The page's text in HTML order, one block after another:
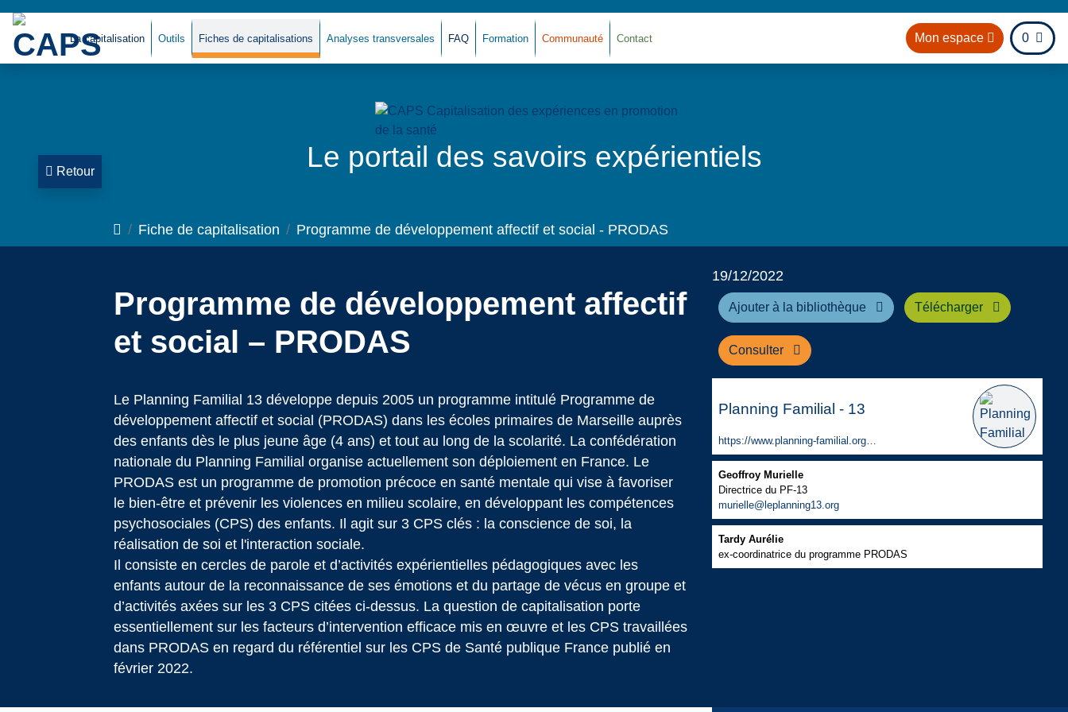
La capitalisation Outils Fiches de capitalisations Analyses transversales FAQ Formation Communauté Contact Mon espace 0
fichier
Le portail des savoirs expérientiels
Retour
AccueilFiche de capitalisation Programme de développement affectif et social - PRODAS
Programme de développement affectif
et social – PRODAS
Le Planning Familial 13 développe depuis 2005 un programme intitulé Programme de
développement affectif et social (PRODAS) dans les écoles primaires de Marseille auprès
des enfants dès le plus jeune âge (4 ans) et tout au long de la scolarité. La confédération
nationale du Planning Familial organise actuellement son déploiement en France. Le
PRODAS est un programme de promotion précoce en santé mentale qui vise à favoriser
le bien-être et prévenir les violences en milieu scolaire, en développant les compétences
psychosociales (CPS) des enfants. Il agit sur 3 CPS clés : la conscience de soi, la
réalisation de soi et l'interaction sociale.
Il consiste en cercles de parole et d’activités expérientielles pédagogiques avec les
enfants autour de la reconnaissance de ses émotions et du partage de vécus en groupe et
d’activités axées sur les 3 CPS citées ci-dessus. La question de capitalisation porte
essentiellement sur les facteurs d’intervention efficace mis en œuvre et les CPS travaillées
dans PRODAS en regard du référentiel sur les CPS de Santé publique France publié en
février 2022.
19/12/2022
Ajouter à la bibliothèque Télécharger
Consulter
Planning Familial - 13
https://www.planning-familial.org/fr/
Geoffroy Murielle
Directrice du PF-13
murielle@leplanning13.org
Tardy Aurélie
ex-coordinatrice du programme PRODAS